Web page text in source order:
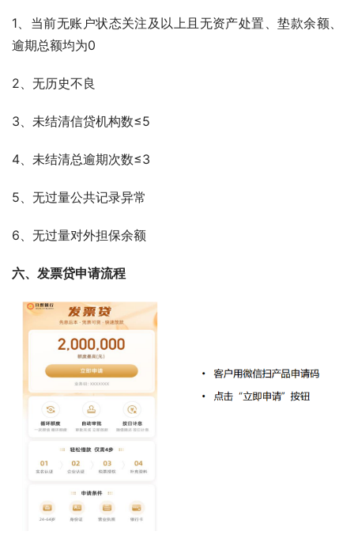
1、当前无账户状态关注及以上且无资产处置、垫款余额、
逾期总额均为0
2、无历史不良
3、未结清信贷机构数≤5
4、未结清总逾期次数≤3
5、无过量公共记录异常
6、无过量对外担保余额
六、发票贷申请流程